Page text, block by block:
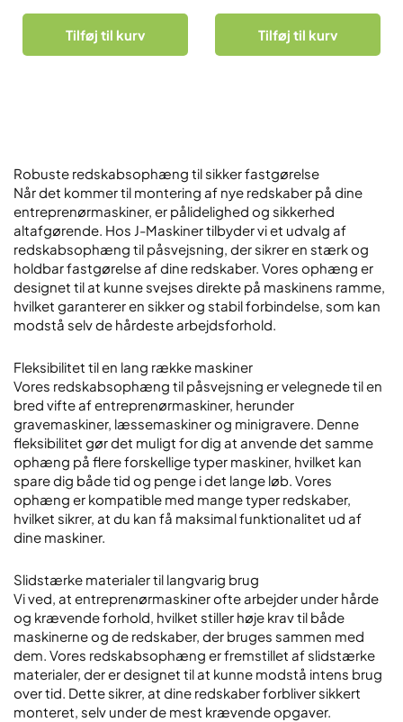
Tilføj til kurv Tilføj til kurv
Robuste redskabsophæng til sikker fastgørelse
Når det kommer til montering af nye redskaber på dine
entreprenørmaskiner, er pålidelighed og sikkerhed
altafgørende. Hos J-Maskiner tilbyder vi et udvalg af
redskabsophæng til påsvejsning, der sikrer en stærk og
holdbar fastgørelse af dine redskaber. Vores ophæng er
designet til at kunne svejses direkte på maskinens ramme,
hvilket garanterer en sikker og stabil forbindelse, som kan
modstå selv de hårdeste arbejdsforhold.
Fleksibilitet til en lang række maskiner
Vores redskabsophæng til påsvejsning er velegnede til en
bred vifte af entreprenørmaskiner, herunder
gravemaskiner, læssemaskiner og minigravere. Denne
fleksibilitet gør det muligt for dig at anvende det samme
ophæng på flere forskellige typer maskiner, hvilket kan
spare dig både tid og penge i det lange løb. Vores
ophæng er kompatible med mange typer redskaber,
hvilket sikrer, at du kan få maksimal funktionalitet ud af
dine maskiner.
Slidstærke materialer til langvarig brug
Vi ved, at entreprenørmaskiner ofte arbejder under hårde
og krævende forhold, hvilket stiller høje krav til både
maskinerne og de redskaber, der bruges sammen med
dem. Vores redskabsophæng er fremstillet af slidstærke
materialer, der er designet til at kunne modstå intens brug
over tid. Dette sikrer, at dine redskaber forbliver sikkert
monteret, selv under de mest krævende opgaver.